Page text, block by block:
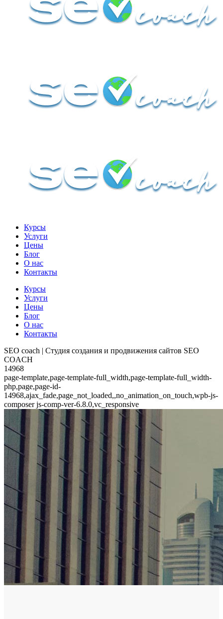
Курсы
Услуги
Цены
Блог
О нас
Контакты
Курсы
Услуги
Цены
Блог
О нас
Контакты
SEO coach | Студия создания и продвижения сайтов SEO
COACH
14968
page-template,page-template-full_width,page-template-full_width-
php,page,page-id-
14968,ajax_fade,page_not_loaded,,no_animation_on_touch,wpb-js-
composer js-comp-ver-6.8.0,vc_responsive